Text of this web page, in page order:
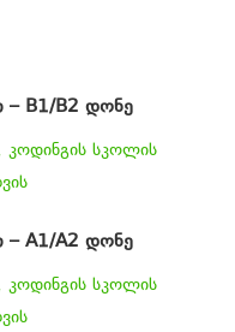
– B1/B2 დონე
კოდინგის სკოლის
– A1/A2 დონე
კოდინგის სკოლის